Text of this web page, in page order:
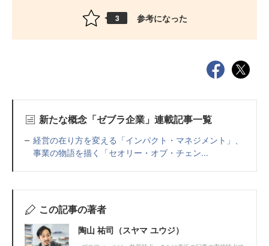
3 参考になった
新たな概念「ゼブラ企業」連載記事一覧
経営の在り方を変える「インパクト・マネジメント」、
事業の物語を描く「セオリー・オブ・チェン...
この記事の著者
陶山 祐司（スヤマ ユウジ）